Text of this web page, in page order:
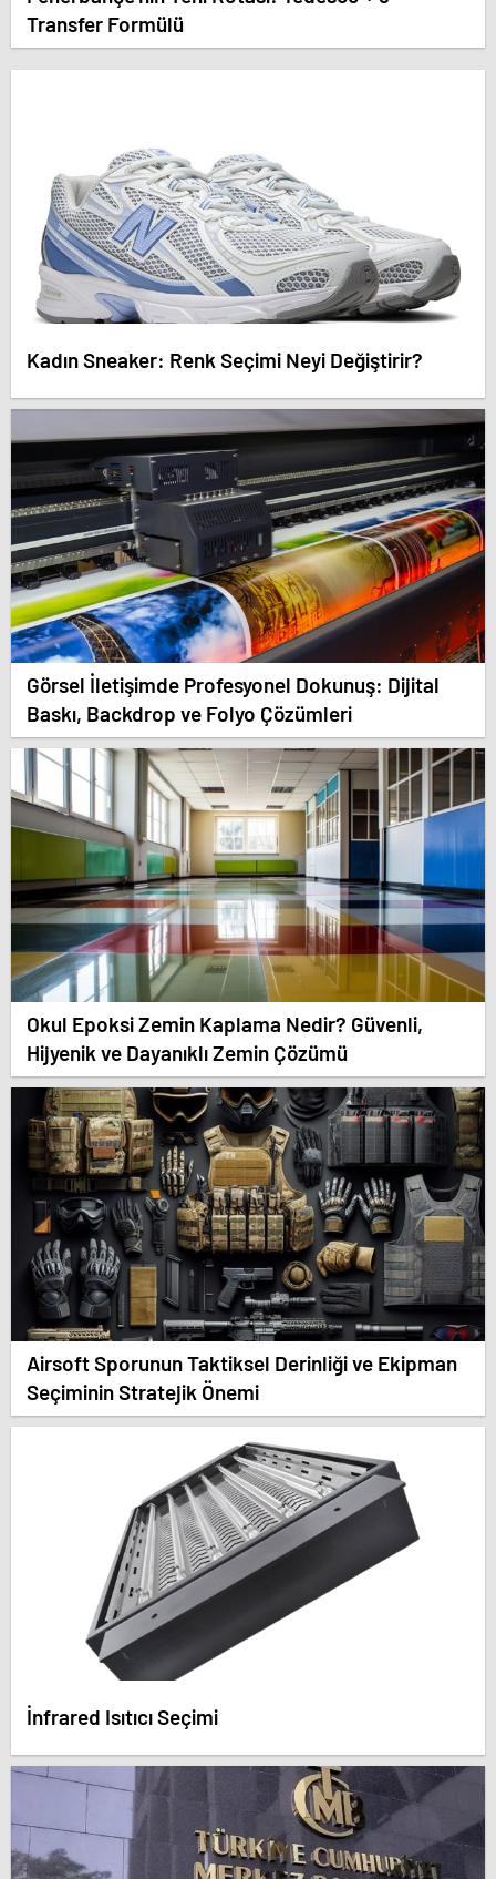
Transfer Formülü
Kadın Sneaker: Renk Seçimi Neyi Değiştirir?
Görsel İletişimde Profesyonel Dokunuş: Dijital
Baskı, Backdrop ve Folyo Çözümleri
Okul Epoksi Zemin Kaplama Nedir? Güvenli,
Hijyenik ve Dayanıklı Zemin Çözümü
Airsoft Sporunun Taktiksel Derinliği ve Ekipman
Seçiminin Stratejik Önemi
İnfrared Isıtıcı Seçimi